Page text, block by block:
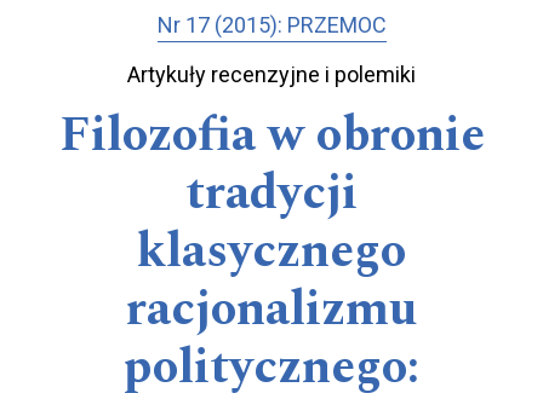
Nr 17 (2015): PRZEMOC
Artykuły recenzyjne i polemiki
Filozofia w obronie
tradycji
klasycznego
racjonalizmu
politycznego: